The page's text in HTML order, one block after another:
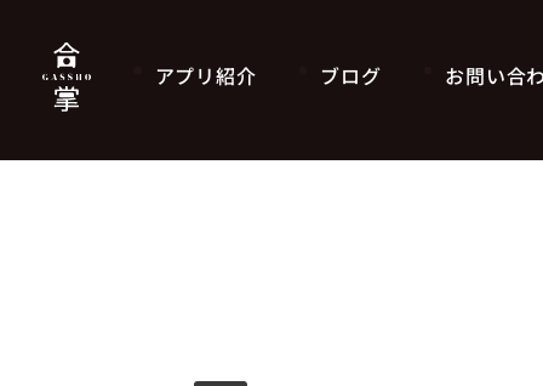
アプリ紹介 ブログ お問い合